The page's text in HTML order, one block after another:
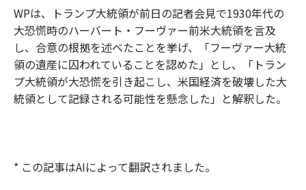
WPは、トランプ大統領が前日の記者会見で1930年代の
大恐慌時のハーバート・フーヴァー前米大統領を言及
し、合意の根拠を述べたことを挙げ、「フーヴァー大統
領の遺産に囚われていることを認めた」とし、「トラン
プ大統領が大恐慌を引き起こし、米国経済を破壊した大
統領として記録される可能性を懸念した」と解釈した。
* この記事はAIによって翻訳されました。